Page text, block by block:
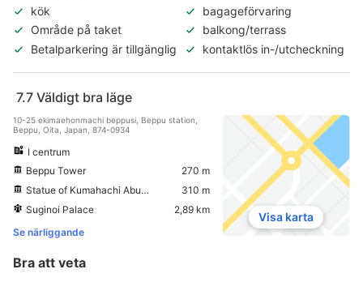
kök
bagageförvaring
Område på taket
balkong/terrass
Betalparkering är tillgänglig
kontaktlös in-/utcheckning
7.7 Väldigt bra läge
10-25 ekimaehonmachi beppusi, Beppu station,
Beppu, Oita, Japan, 874-0934
I centrum
Beppu Tower
270 m
Statue of Kumahachi Aburaya
310 m
Suginoi Palace
2,89 km
Se närliggande
Visa karta
Bra att veta